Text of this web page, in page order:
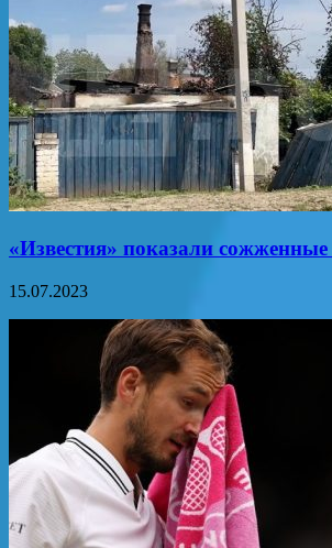
«Известия» показали
15.07.2023